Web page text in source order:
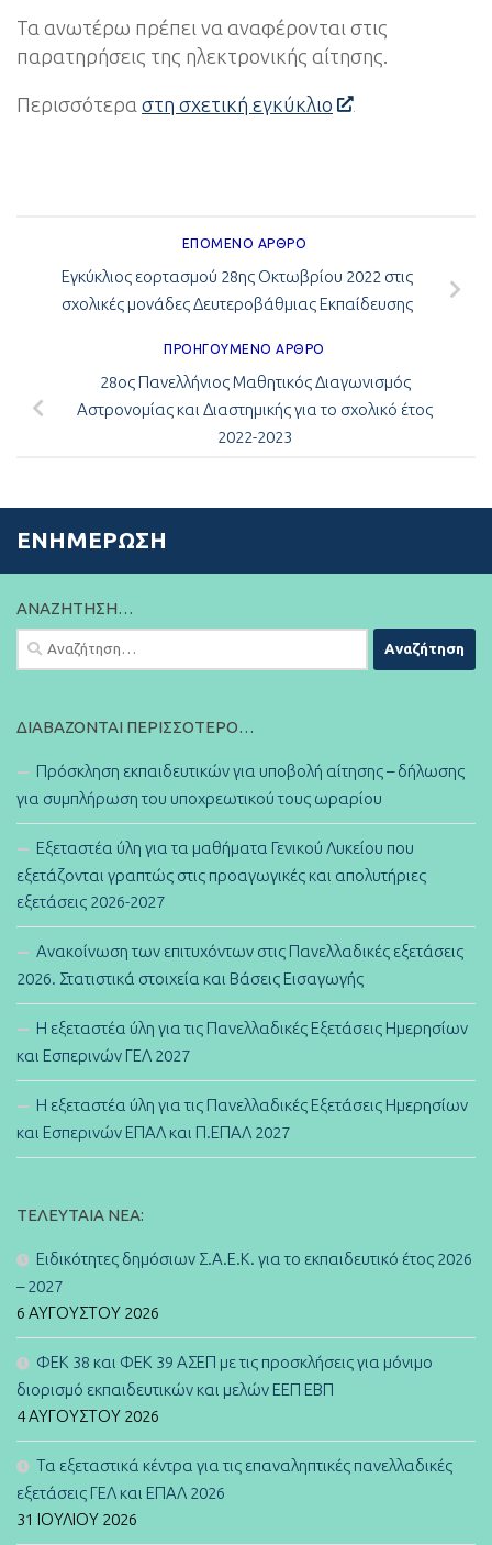
Τα ανωτέρω πρέπει να αναφέρονται στις
παρατηρήσεις της ηλεκτρονικής αίτησης.
Περισσότερα στη σχετική εγκύκλιο
ΕΠΌΜΕΝΟ ΆΡΘΡΟ
Εγκύκλιος εορτασμού 28ης Οκτωβρίου 2022 στις
σχολικές μονάδες Δευτεροβάθμιας Εκπαίδευσης
ΠΡΟΗΓΟΎΜΕΝΟ ΆΡΘΡΟ
28ος Πανελλήνιος Μαθητικός Διαγωνισμός
Αστρονομίας και Διαστημικής για το σχολικό έτος
2022-2023
ΕΝΗΜΈΡΩΣΗ
ΑΝΑΖΉΤΗΣΗ…
Αναζήτηση
για:
ΔΙΑΒΆΖΟΝΤΑΙ ΠΕΡΙΣΣΌΤΕΡΟ…
Πρόσκληση εκπαιδευτικών για υποβολή αίτησης – δήλωσης
για συμπλήρωση του υποχρεωτικού τους ωραρίου
Εξεταστέα ύλη για τα μαθήματα Γενικού Λυκείου που
εξετάζονται γραπτώς στις προαγωγικές και απολυτήριες
εξετάσεις 2026-2027
Ανακοίνωση των επιτυχόντων στις Πανελλαδικές εξετάσεις
2026. Στατιστικά στοιχεία και Βάσεις Εισαγωγής
Η εξεταστέα ύλη για τις Πανελλαδικές Εξετάσεις Ημερησίων
και Εσπερινών ΓΕΛ 2027
Η εξεταστέα ύλη για τις Πανελλαδικές Εξετάσεις Ημερησίων
και Εσπερινών ΕΠΑΛ και Π.ΕΠΑΛ 2027
ΤΕΛΕΥΤΑΊΑ ΝΈΑ:
Ειδικότητες δημόσιων Σ.Α.Ε.Κ. για το εκπαιδευτικό έτος 2026
– 2027
6 ΑΥΓΟΎΣΤΟΥ 2026
ΦΕΚ 38 και ΦΕΚ 39 ΑΣΕΠ με τις προσκλήσεις για μόνιμο
διορισμό εκπαιδευτικών και μελών ΕΕΠ ΕΒΠ
4 ΑΥΓΟΎΣΤΟΥ 2026
Τα εξεταστικά κέντρα για τις επαναληπτικές πανελλαδικές
εξετάσεις ΓΕΛ και ΕΠΑΛ 2026
31 ΙΟΥΛΊΟΥ 2026